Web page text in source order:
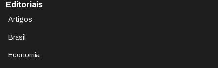
Editoriais
Artigos
Brasil
Economia